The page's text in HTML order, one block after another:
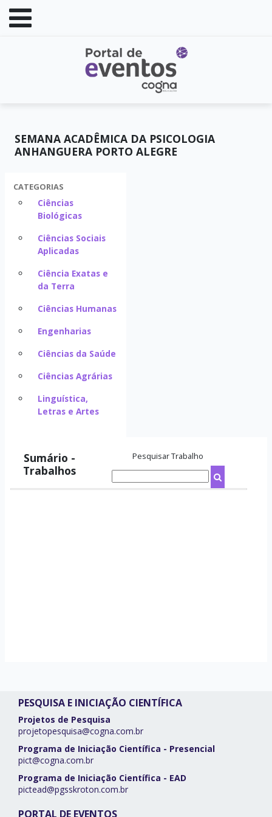
SEMANA ACADÊMICA DA PSICOLOGIA
ANHANGUERA PORTO ALEGRE
CATEGORIAS
Ciências
Biológicas
Ciências Sociais
Aplicadas
Ciência Exatas e
da Terra
Ciências Humanas
Engenharias
Ciências da Saúde
Ciências Agrárias
Linguística,
Letras e Artes
Sumário -
Trabalhos
Pesquisar Trabalho
PESQUISA E INICIAÇÃO CIENTÍFICA
Projetos de Pesquisa
projetopesquisa@cogna.com.br
Programa de Iniciação Científica - Presencial
pict@cogna.com.br
Programa de Iniciação Científica - EAD
pictead@pgsskroton.com.br
PORTAL DE EVENTOS